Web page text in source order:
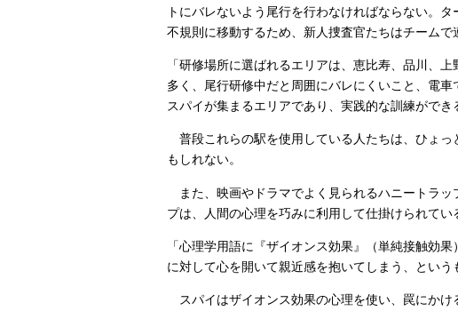
トにバレないよう尾行を行わなければならない。
不規則に移動するため、新人捜査官たちはチームで
「研修場所に選ばれるエリアは、恵比寿、品川、
多く、尾行研修中だと周囲にバレにくいこと、電
スパイが集まるエリアであり、実践的な訓練ができ
普段これらの駅を使用している人たちは、ひょ
もしれない。
また、映画やドラマでよく見られるハニートラッ
プは、人間の心理を巧みに利用して仕掛けられてい
「心理学用語に『ザイオンス効果』（単純接触効
に対して心を開いて親近感を抱いてしまう、という
スパイはザイオンス効果の心理を使い、罠にか